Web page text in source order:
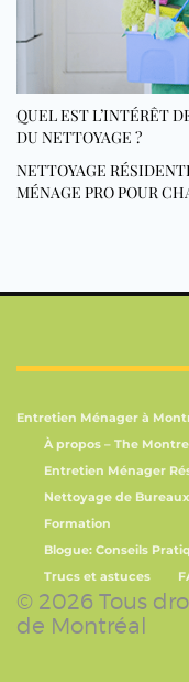
QUEL EST L’INTÉRÊT
DU NETTOYAGE ?
NETTOYAGE
MÉNAGE PRO POUR
Entretien Ménager à
À propos – The
Entretien Ménager
Nettoyage de
Formation
Blogue: Conseils
Trucs et astuces
© 2026 Tous
de Montréal